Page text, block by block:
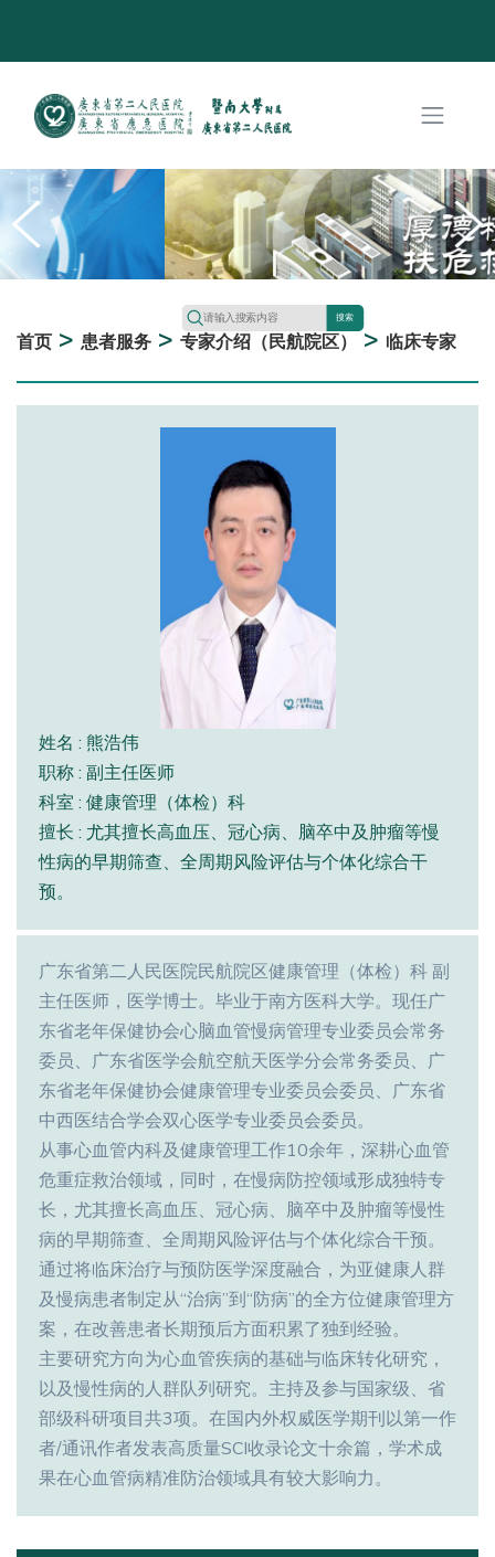
搜索
首页 > 患者服务 > 专家介绍（民航院区） > 临床专家
姓名 : 熊浩伟
职称 : 副主任医师
科室 : 健康管理（体检）科
擅长 : 尤其擅长高血压、冠心病、脑卒中及肿瘤等慢
性病的早期筛查、全周期风险评估与个体化综合干
预。
广东省第二人民医院民航院区健康管理（体检）科 副
主任医师，医学博士。毕业于南方医科大学。现任广
东省老年保健协会心脑血管慢病管理专业委员会常务
委员、广东省医学会航空航天医学分会常务委员、广
东省老年保健协会健康管理专业委员会委员、广东省
中西医结合学会双心医学专业委员会委员。
从事心血管内科及健康管理工作10余年，深耕心血管
危重症救治领域，同时，在慢病防控领域形成独特专
长，尤其擅长高血压、冠心病、脑卒中及肿瘤等慢性
病的早期筛查、全周期风险评估与个体化综合干预。
通过将临床治疗与预防医学深度融合，为亚健康人群
及慢病患者制定从“治病”到“防病”的全方位健康管理方
案，在改善患者长期预后方面积累了独到经验。
主要研究方向为心血管疾病的基础与临床转化研究，
以及慢性病的人群队列研究。主持及参与国家级、省
部级科研项目共3项。在国内外权威医学期刊以第一作
者/通讯作者发表高质量SCI收录论文十余篇，学术成
果在心血管病精准防治领域具有较大影响力。